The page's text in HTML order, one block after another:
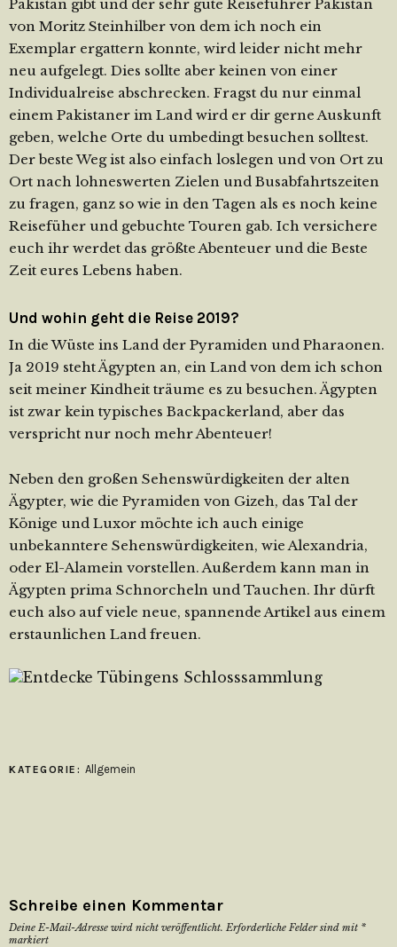
Pakistan gibt und der sehr gute Reiseführer Pakistan
von Moritz Steinhilber von dem ich noch ein
Exemplar ergattern konnte, wird leider nicht mehr
neu aufgelegt. Dies sollte aber keinen von einer
Individualreise abschrecken. Fragst du nur einmal
einem Pakistaner im Land wird er dir gerne Auskunft
geben, welche Orte du umbedingt besuchen solltest.
Der beste Weg ist also einfach loslegen und von Ort zu
Ort nach lohneswerten Zielen und Busabfahrtszeiten
zu fragen, ganz so wie in den Tagen als es noch keine
Reisefüher und gebuchte Touren gab. Ich versichere
euch ihr werdet das größte Abenteuer und die Beste
Zeit eures Lebens haben.
Und wohin geht die Reise 2019?
In die Wüste ins Land der Pyramiden und Pharaonen.
Ja 2019 steht Ägypten an, ein Land von dem ich schon
seit meiner Kindheit träume es zu besuchen. Ägypten
ist zwar kein typisches Backpackerland, aber das
verspricht nur noch mehr Abenteuer!
Neben den großen Sehenswürdigkeiten der alten
Ägypter, wie die Pyramiden von Gizeh, das Tal der
Könige und Luxor möchte ich auch einige
unbekanntere Sehenswürdigkeiten, wie Alexandria,
oder El-Alamein vorstellen. Außerdem kann man in
Ägypten prima Schnorcheln und Tauchen. Ihr dürft
euch also auf viele neue, spannende Artikel aus einem
erstaunlichen Land freuen.
KATEGORIE: Allgemein
Schreibe einen Kommentar
Deine E-Mail-Adresse wird nicht veröffentlicht. Erforderliche Felder sind mit *
markiert